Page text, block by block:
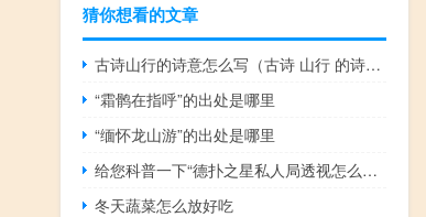
猜你想看的文章
古诗山行的诗意怎么写（古诗 山行 的诗意是什么）
“霜鹘在指呼”的出处是哪里
“缅怀龙山游”的出处是哪里
给您科普一下“德扑之星私人局透视怎么开!详细教程”其实真的有挂
冬天蔬菜怎么放好吃